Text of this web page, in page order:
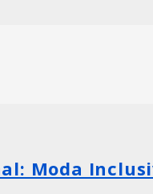
Moda